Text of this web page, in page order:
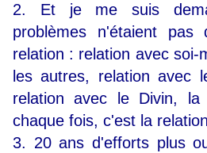
2. Et je me suis
problèmes n'étaient pas
relation : relation avec soi-
les autres, relation avec
relation avec le Divin,
chaque fois, c'est la
3. 20 ans d'efforts plus